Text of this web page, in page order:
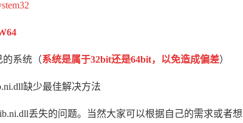
的系统（系统是属于32bit还是64bit，以免造成偏差）
丢失的问题。当然大家可以根据自己的需求或者想